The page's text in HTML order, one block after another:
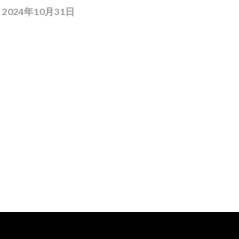
2024年10月31日